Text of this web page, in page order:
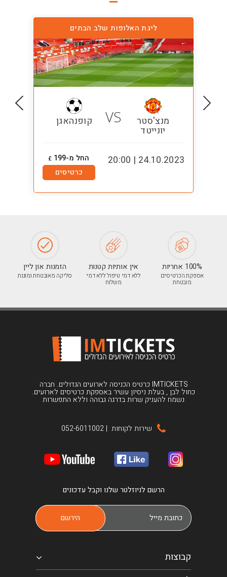
ליגת האלופות שלב הבתים
מנצ'סטר
יונייטד
VS קופנהאגן
24.10.2023 | 20:00 החל מ-199 £
כרטיסים
100% אחריות
אספקת הכרטיסים
מובטחת
אין אותיות קטנות
ללא דמי טיפול ללא דמי
משלוח
הזמנות און ליין
סליקה מאובטחת ומוגנת
IMTICKETS כרטיס הכניסה לארועים הגדולים. חברה
כחול לבן , בעלת ניסיון עשיר באספקת כרטיסים לארועים.
נשמח להעניק שרות בדרגה גבוהה וללא התפשרות
שירות לקוחות |
052-6011002
הרשם לניוזלטר שלנו וקבל עדכונים
קבוצות